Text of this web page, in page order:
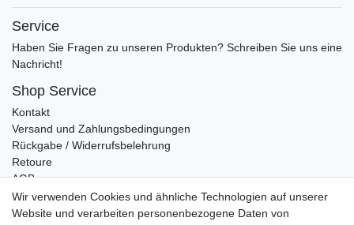
Service
Haben Sie Fragen zu unseren Produkten? Schreiben Sie uns eine
Nachricht!
Shop Service
Kontakt
Versand und Zahlungsbedingungen
Rückgabe / Widerrufsbelehrung
Retoure
AGB
Vertrag widerrufen
Wir verwenden Cookies und ähnliche Technologien auf unserer
Website und verarbeiten personenbezogene Daten von